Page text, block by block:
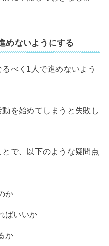
めないようにする
べく1人で進めないよう
を始めてしまうと失敗し
で、以下のような疑問点
か
ばいいか
か